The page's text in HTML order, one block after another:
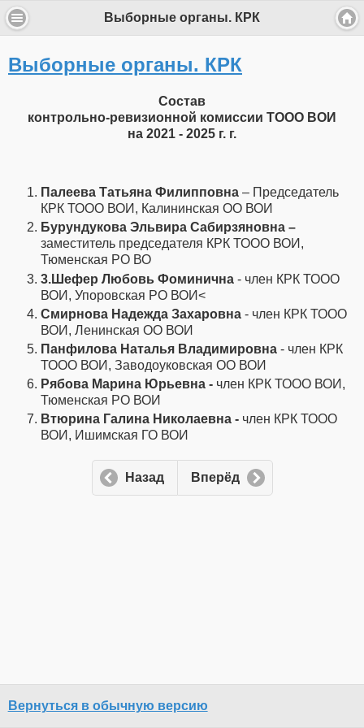
Выборные органы. КРК
Выборные органы. КРК
Состав
контрольно-ревизионной комиссии ТООО ВОИ
на 2021 - 2025 г. г.
Палеева Татьяна Филипповна – Председатель
КРК ТООО ВОИ, Калининская ОО ВОИ
Бурундукова Эльвира Сабирзяновна –
заместитель председателя КРК ТООО ВОИ,
Тюменская РО ВО
3.Шефер Любовь Фоминична - член КРК ТООО
ВОИ, Упоровская РО ВОИ<
Смирнова Надежда Захаровна - член КРК ТООО
ВОИ, Ленинская ОО ВОИ
Панфилова Наталья Владимировна - член КРК
ТООО ВОИ, Заводоуковская ОО ВОИ
Рябова Марина Юрьевна - член КРК ТООО ВОИ,
Тюменская РО ВОИ
Втюрина Галина Николаевна - член КРК ТООО
ВОИ, Ишимская ГО ВОИ
Назад Вперёд
Вернуться в обычную версию